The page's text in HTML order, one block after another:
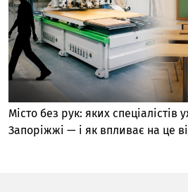
Місто без рук: яких спеціалістів
Запоріжжі — і як впливає на це